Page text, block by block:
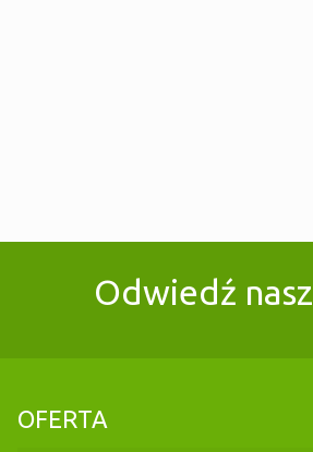
Odwiedź nasz
OFERTA